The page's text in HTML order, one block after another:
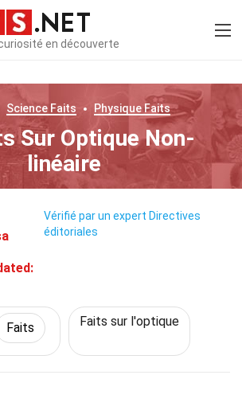
en découverte
ScienceFaits PhysiqueFaits
Sur Optique Non-
linéaire
Vérifié par un expert Directives
éditoriales
Faits Faits sur l'optique